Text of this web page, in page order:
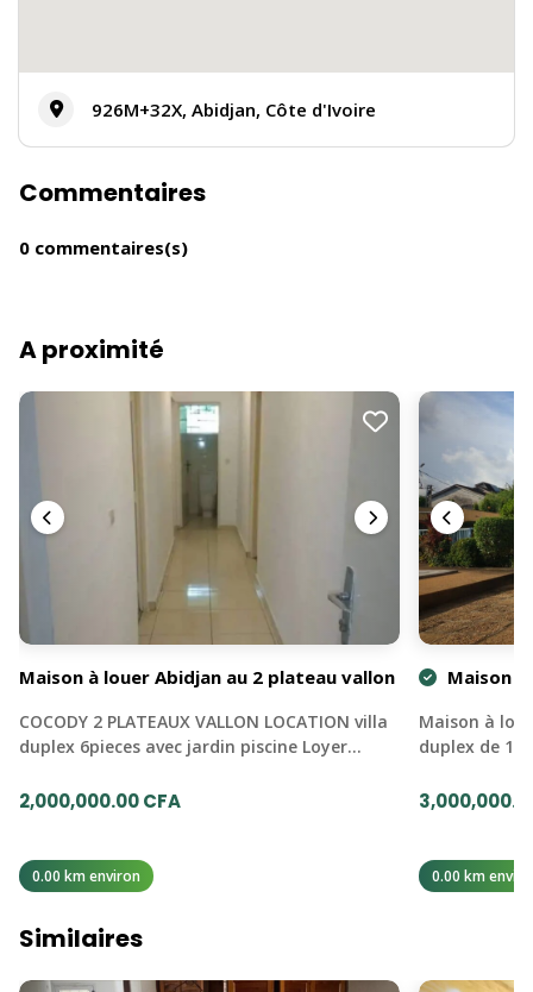
926M+32X, Abidjan, Côte d'Ivoire
Commentaires
0 commentaires(s)
A proximité
Maison à louer Abidjan au 2 plateau vallon
COCODY 2 PLATEAUX VALLON LOCATION villa
duplex 6pieces avec jardin piscine Loyer…
2,000,000.00 CFA
0.00 km environ
Maison
Maison à
duplex de 10
0.00 km
Similaires